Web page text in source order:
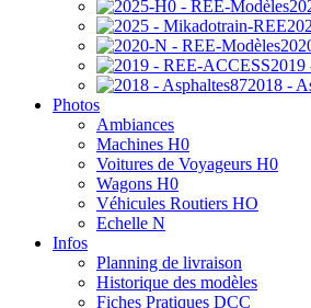
2019
2018 -
Photos
Ambiances
Machines H0
Voitures de Voyageurs H0
Wagons H0
Véhicules Routiers HO
Echelle N
Infos
Planning de livraison
Historique des modèles
Fiches Pratiques DCC